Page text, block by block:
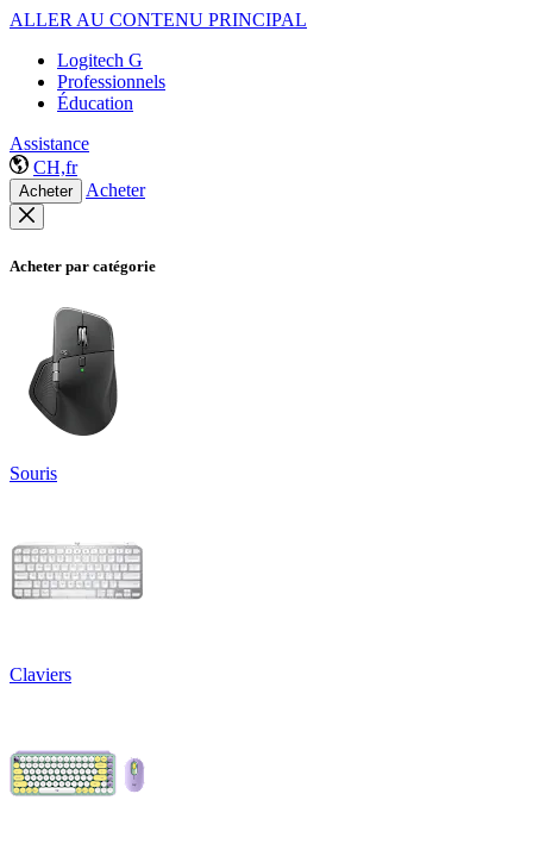
ALLER AU CONTENU PRINCIPAL
Logitech G
Professionnels
Éducation
Assistance
CH,fr
Acheter Acheter
Acheter par catégorie
Souris
Claviers